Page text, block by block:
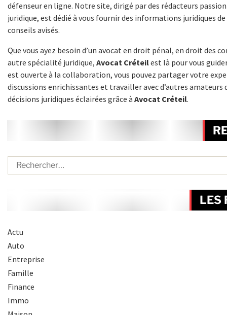
défenseur en ligne. Notre site, dirigé par des rédacteurs
juridique, est dédié à vous fournir des informations juridiques
conseils avisés.
Que vous ayez besoin d’un avocat en droit pénal, en droit des
autre spécialité juridique, Avocat Créteilest là pour vous
est ouverte à la collaboration, vous pouvez partager votre
discussions enrichissantes et travailler avec d’autres amateurs
décisions juridiques éclairées grâce à Avocat Créteil.
LES
Actu
Auto
Entreprise
Famille
Finance
Immo